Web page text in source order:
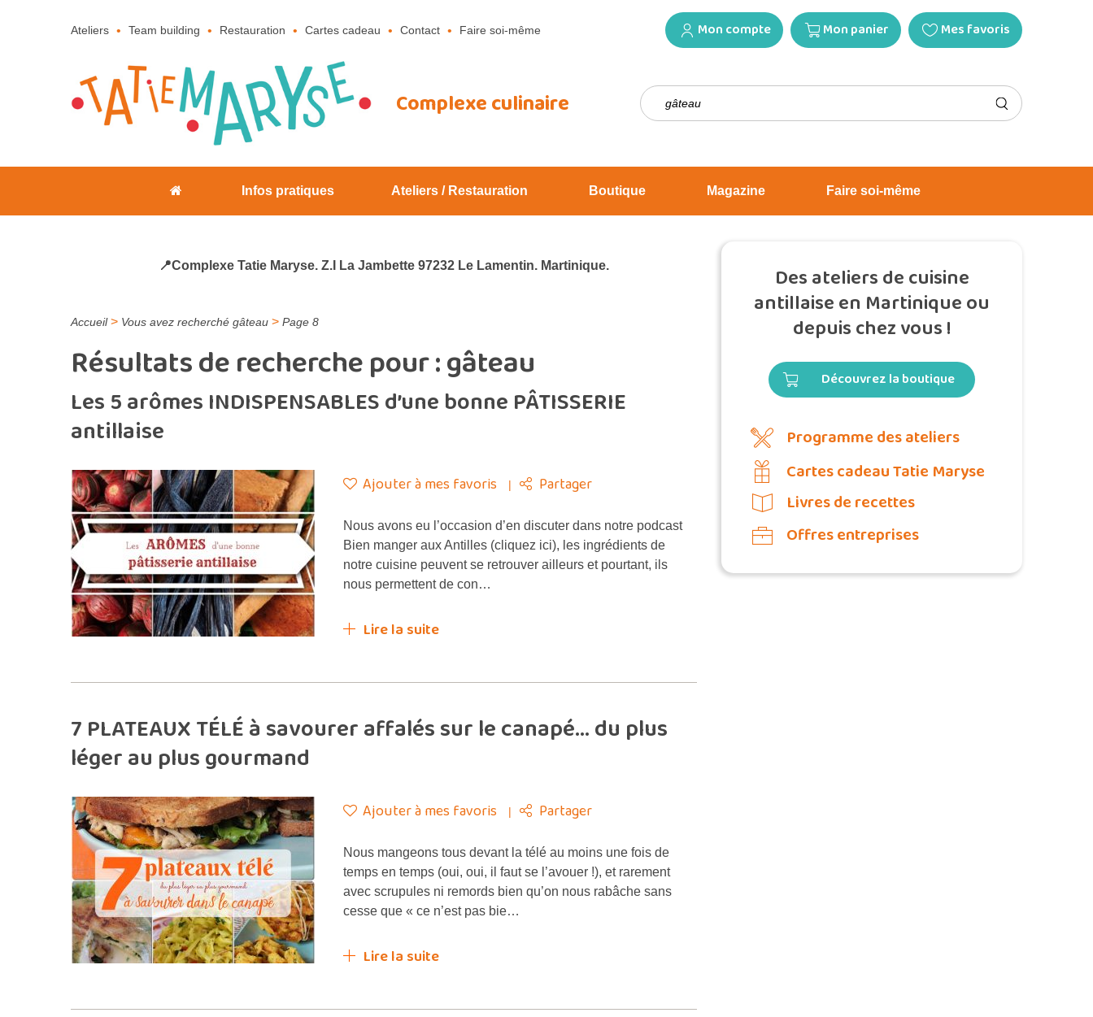
Ateliers Team building Restauration Cartes cadeau Contact Faire soi-même Mon compte Mon panier Mes favoris
Complexe culinaire Rechercher :
Infos pratiques Ateliers / Restauration Boutique Magazine Faire soi-même
📍Complexe Tatie Maryse. Z.I La Jambette 97232 Le Lamentin. Martinique.
Accueil> Vous avez recherché gâteau > Page 8
Résultats de recherche pour :gâteau
Les 5 arômes INDISPENSABLES d’une bonne PÂTISSERIE
antillaise
Ajouter à mes favoris Partager
Nous avons eu l’occasion d’en discuter dans notre podcast
Bien manger aux Antilles (cliquez ici), les ingrédients de
notre cuisine peuvent se retrouver ailleurs et pourtant, ils
nous permettent de con…
Lire la suite
7 PLATEAUX TÉLÉ à savourer affalés sur le canapé… du plus
léger au plus gourmand
Ajouter à mes favoris Partager
Nous mangeons tous devant la télé au moins une fois de
temps en temps (oui, oui, il faut se l’avouer !), et rarement
avec scrupules ni remords bien qu’on nous rabâche sans
cesse que « ce n’est pas bie…
Lire la suite
Des ateliers de cuisine
antillaise en Martinique ou
depuis chez vous !
Découvrez la boutique
Programme des ateliers
Cartes cadeau Tatie Maryse
Livres de recettes
Offres entreprises